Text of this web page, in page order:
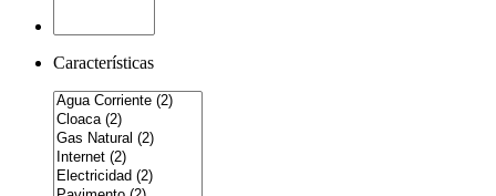
Características